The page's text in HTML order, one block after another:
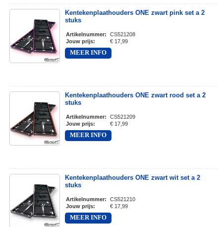
Kentekenplaathouders ONE zwart pink set a 2
stuks
Artikelnummer:
CS521208
Jouw prijs: € 17,99
MEER INFO
Kentekenplaathouders ONE zwart rood set a 2
stuks
Artikelnummer:
CS521209
Jouw prijs: € 17,99
MEER INFO
Kentekenplaathouders ONE zwart wit set a 2
stuks
Artikelnummer:
CS521210
Jouw prijs: € 17,99
MEER INFO